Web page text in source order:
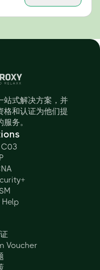
站式解决方案，并
格和认证为他们提
务。
C03
Help
Voucher